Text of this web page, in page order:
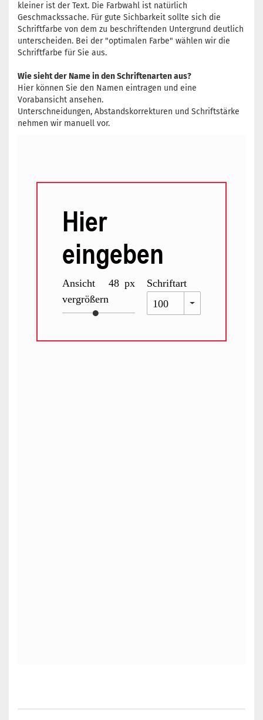
kleiner ist der Text. Die Farbwahl ist natürlich
Geschmackssache. Für gute Sichbarkeit sollte sich die
Schriftfarbe von dem zu beschriftenden Untergrund deutlich
unterscheiden. Bei der "optimalen Farbe" wählen wir die
Schriftfarbe für Sie aus.
Wie sieht der Name in den Schriftenarten aus?
Hier können Sie den Namen eintragen und eine
Vorabansicht ansehen.
Unterschneidungen, Abstandskorrekturen und Schriftstärke
nehmen wir manuell vor.